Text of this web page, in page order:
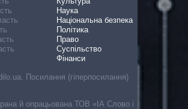
Наука
Національна безпека
Політика
Право
Суспільство
Фінанси
Посилання (гіперпосилання)
й опрацьована ТОВ «ІА Слово і